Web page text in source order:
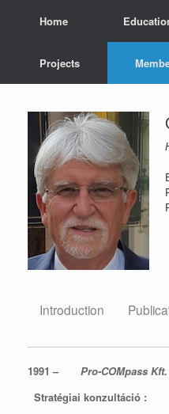
Home
Projects
Introduction
1991 – Pro-COMpass Kft.
Stratégiai konzultáció :